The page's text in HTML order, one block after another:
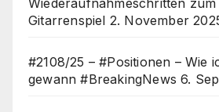
Wiederaufnahmeschritten
Gitarrenspiel 2. November
#2108/25 – #Positionen – Wie
gewann #BreakingNews 6.